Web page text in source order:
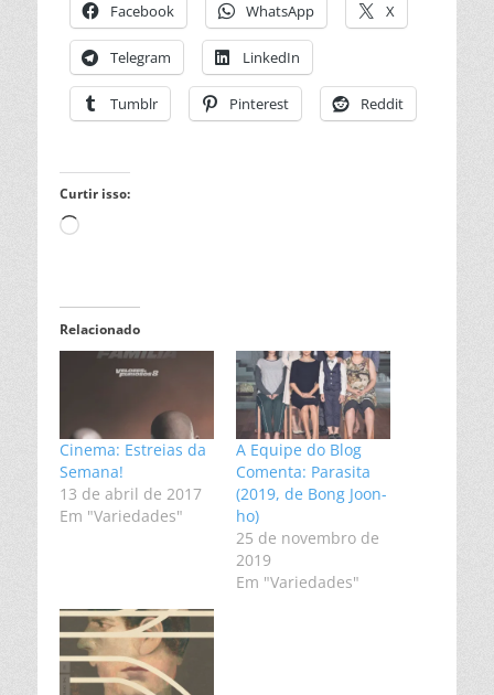
Facebook WhatsApp X
Telegram LinkedIn
Tumblr Pinterest Reddit
Curtir isso:
Carregando...
Relacionado
Cinema: Estreias da
Semana!
13 de abril de 2017
Em "Variedades"
A Equipe do Blog
Comenta: Parasita
(2019, de Bong Joon-
ho)
25 de novembro de
2019
Em "Variedades"